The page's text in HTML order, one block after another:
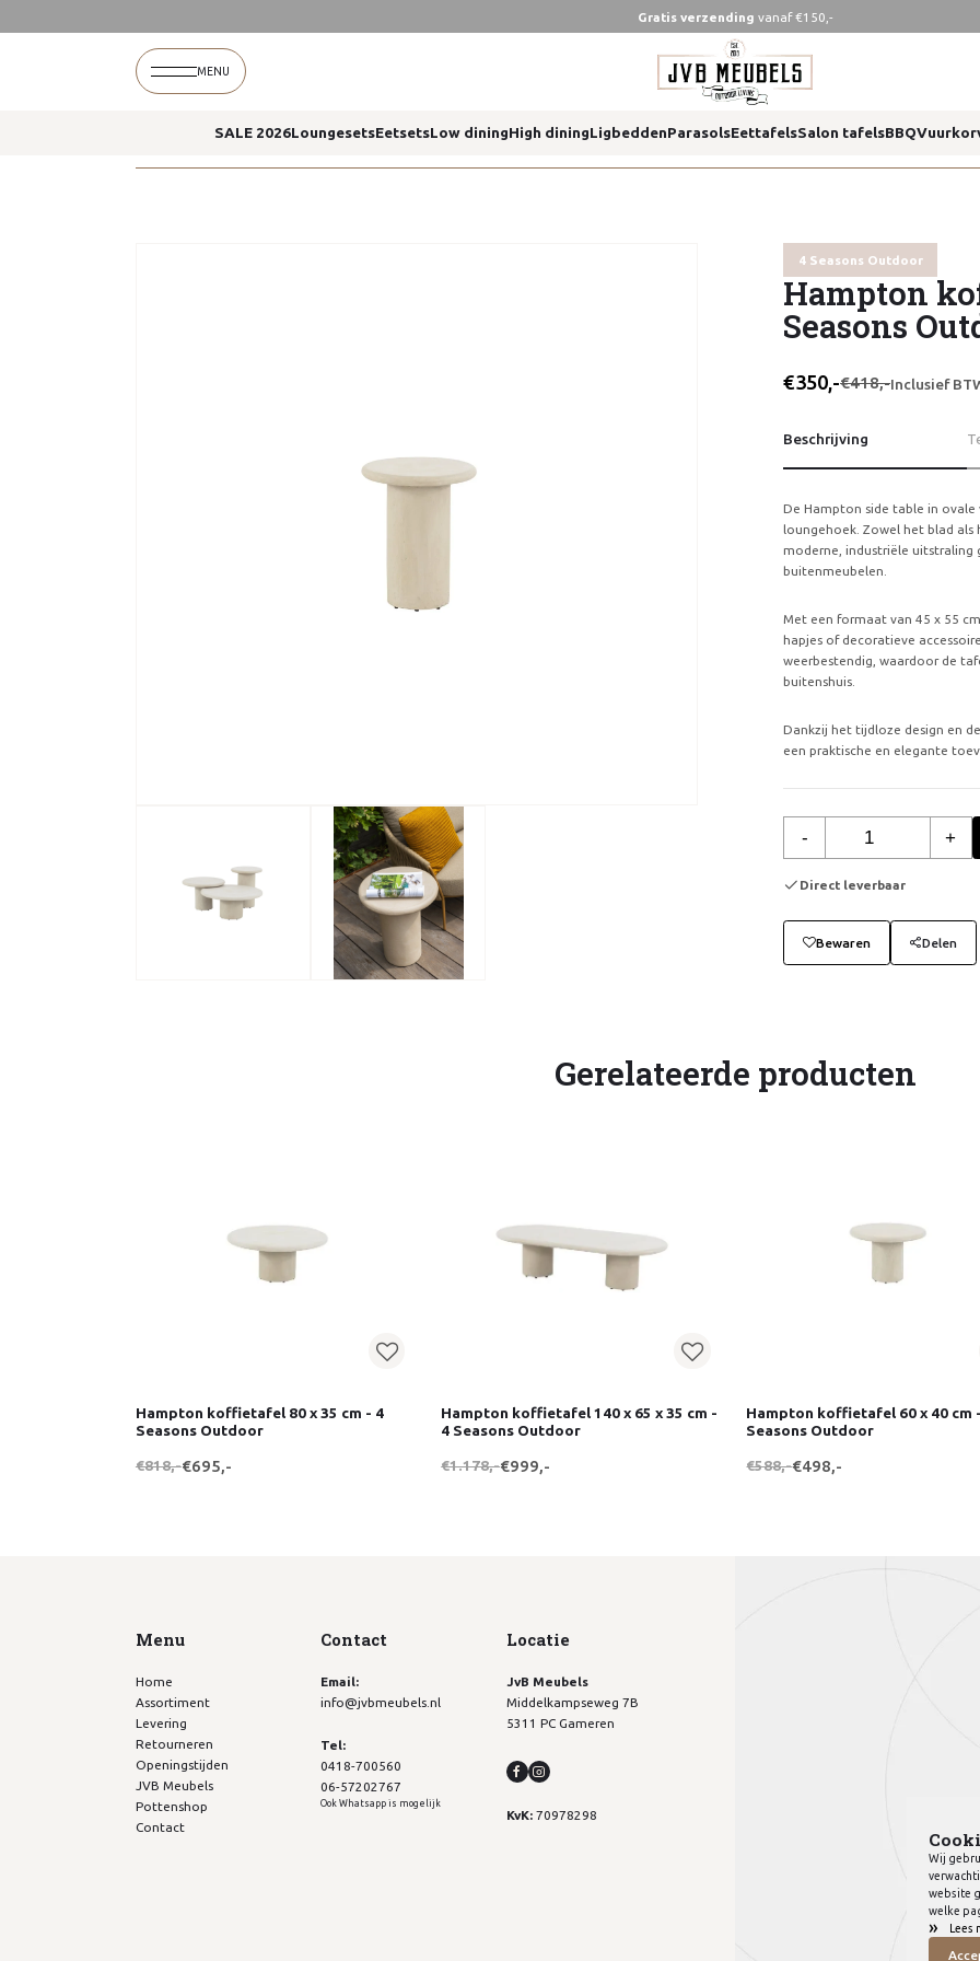
Gratis verzending vanaf €150,-
MENU
SALE 2026LoungesetsEetsetsLow diningHigh diningLigbeddenParasolsEettafelsSalon tafelsBBQ
Hampton koffietafel 45 x 55 cm 4 seasons outdoor
4 Seasons Outdoor
Hampton
Seasons
€350,-€418,-Inclusief
Beschrijving
De Hampton side table in
loungehoek. Zowel het blad
moderne, industriële uitstraling
buitenmeubelen.
Met een formaat van 45 x 55
hapjes of decoratieve
weerbestendig, waardoor de
buitenshuis.
Dankzij het tijdloze design en
een praktische en elegante
- +
Direct leverbaar
Bewaren Delen
Gerelateerde producten
Hampton koffietafel 80 x 35 cm - 4
Seasons Outdoor
€818,-€695,-
Hampton koffietafel 140 x 65 x 35 cm -
4 Seasons Outdoor
€1.178,-€999,-
Hampton koffietafel 60 x 40 cm
Seasons Outdoor
€588,-€498,-
Menu
Home
Assortiment
Levering
Retourneren
Openingstijden
JVB Meubels
Pottenshop
Contact
Contact
Email:
info@jvbmeubels.nl
Tel:
0418-700560
06-57202767
Ook Whatsapp is mogelijk
Locatie
JvB Meubels
Middelkampseweg 7B
5311 PC Gameren
KvK:70978298
Wij
website
welke
» Lees